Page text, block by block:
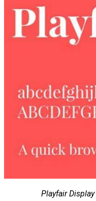
Chưa có sản
Playfair